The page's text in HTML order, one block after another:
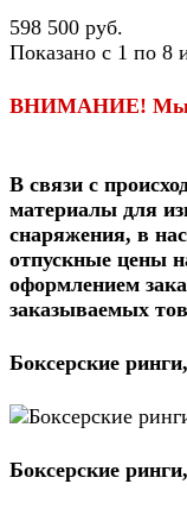
598 500 руб.
Показано с 1 по 8
ВНИМАНИЕ! Мы
В связи c
материалы для
снаряжения, в
отпускные цены
оформлением
заказываемых
Боксерские
Боксерские